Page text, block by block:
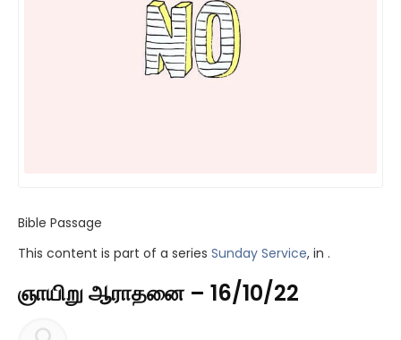
Bible Passage
This content is part of a series Sunday Service, in .
ஞாயிறு ஆராதனை – 16/10/22